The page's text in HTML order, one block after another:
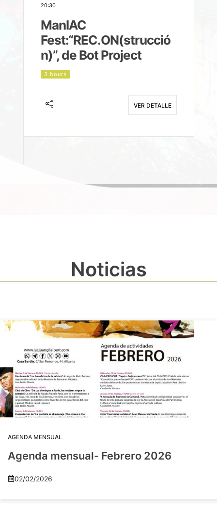
20:30
ManIAC
Fest:“REC.ON(strucció
n)”, de Bot Project
3 hours
VER DETALLE
Noticias
AGENDA MENSUAL
Agenda mensual- Febrero 2026
02/02/2026